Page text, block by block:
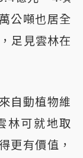
公噸也居全
足見雲林在
自動植物維
林可就地取
更有價值，